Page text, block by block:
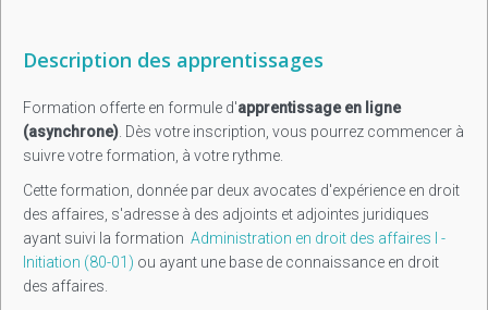
Description des apprentissages
Formation offerte en formule d'apprentissage en ligne
(asynchrone) . Dès votre inscription, vous pourrez commencer à
suivre votre formation, à votre rythme.
Cette formation, donnée par deux avocates d'expérience en droit
des affaires, s'adresse à des adjoints et adjointes juridiques
ayant suivi la formation Administration en droit des affaires I -
Initiation (80-01) ou ayant une base de connaissance en droit
des affaires.